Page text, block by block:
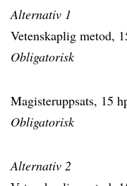
Alternativ 1
Vetenskaplig metod,
Obligatorisk
Magisteruppsats, 15
Obligatorisk
Alternativ 2